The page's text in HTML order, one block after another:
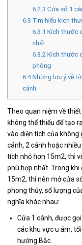
6.2.3 Cửa sổ 1
6.3 Tìm hiểu kích
6.3.1 Kích thước
nhất
6.3.2 Kích thước
phòng
6.4Những lưu ý về
cánh
Theo quan niệm về
không thể thiếu để tạo
vào diện tích của không
cánh, 2 cánh hoặc
tích nhỏ hơn 15m2, thì
phù hợp nhất. Trong khi
15m2, thì nên mở cửa
phong thủy, số lượng
nghĩa khác nhau:
Cửa 1 cánh, được
các khu vực u ám,
hướng Bắc.